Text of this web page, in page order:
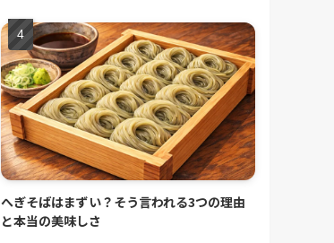
へぎそばはまずい？そう言われる3つの理由
と本当の美味しさ